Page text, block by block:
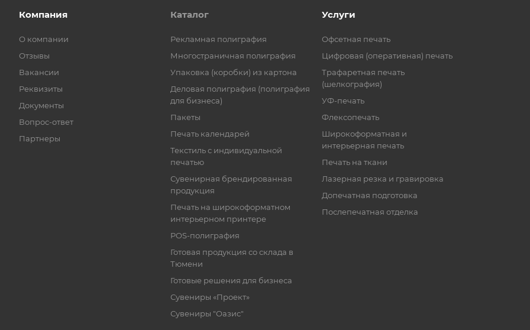
Компания
О компании
Отзывы
Вакансии
Реквизиты
Документы
Вопрос-ответ
Партнеры
Каталог
Рекламная полиграфия
Многостраничная полиграфия
Упаковка (коробки) из картона
Деловая полиграфия (полиграфия
для бизнеса)
Пакеты
Печать календарей
Текстиль с индивидуальной
печатью
Сувенирная брендированная
продукция
Печать на широкоформатном
интерьерном принтере
POS-полиграфия
Готовая продукция со склада в
Тюмени
Готовые решения для бизнеса
Сувениры «Проект»
Сувениры "Оазис"
Услуги
Офсетная печать
Цифровая (оперативная) печать
Трафаретная печать
(шелкография)
УФ-печать
Флексопечать
Широкоформатная и
интерьерная печать
Печать на ткани
Лазерная резка и гравировка
Допечатная подготовка
Послепечатная отделка